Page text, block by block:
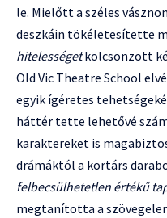
le. Mielőtt a széles
deszkáin tökéletesítette
hitelességetkölcsönzött
Old Vic Theatre School
egyik ígéretes
háttér tette lehetővé
karaktereket is
drámáktól a kortárs
felbecsülhetetlen értékű
megtanította a